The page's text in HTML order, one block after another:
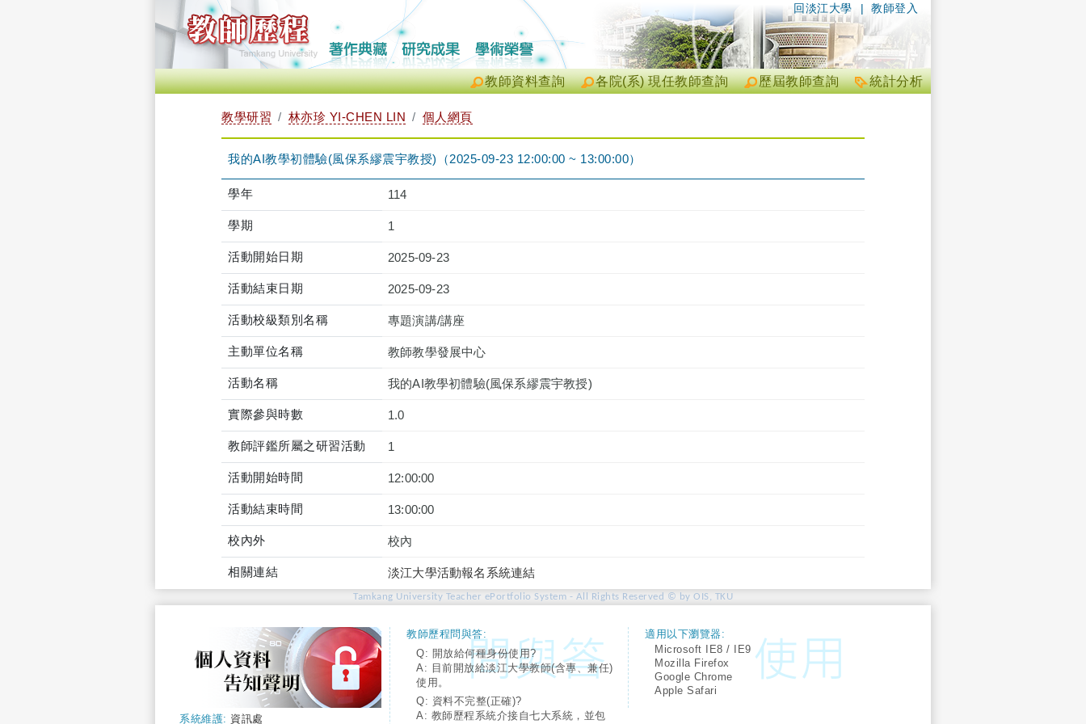
| 教師登入
回淡江大學
統計分析
歷屆教師查詢
各院(系) 現任教師查詢
教師資料查詢
教學研習 林亦珍 YI-CHEN LIN 個人網頁
我的AI教學初體驗(風保系繆震宇教授)（2025-09-23 12:00:00 ~ 13:00:00）
學年 114
學期 1
活動開始日期 2025-09-23
活動結束日期 2025-09-23
活動校級類別名稱 專題演講/講座
主動單位名稱 教師教學發展中心
活動名稱 我的AI教學初體驗(風保系繆震宇教授)
實際參與時數 1.0
教師評鑑所屬之研習活動 1
活動開始時間 12:00:00
活動結束時間 13:00:00
校內外 校內
相關連結 淡江大學活動報名系統連結
Tamkang University Teacher ePortfolio System - All Rights Reserved © by OIS, TKU
系統維護: 資訊處
教師歷程問與答:
Q: 開放給何種身份使用?
A: 目前開放給淡江大學教師(含專、兼任)
使用。
Q: 資料不完整(正確)?
A: 教師歷程系統介接自七大系統，並包
適用以下瀏覽器:
Microsoft IE8 / IE9
Mozilla Firefox
Google Chrome
Apple Safari